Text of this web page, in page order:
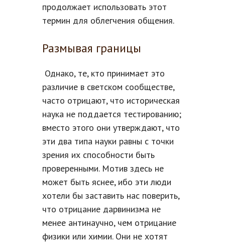
продолжает использовать этот
термин для облегчения общения.
Размывая границы
Однако, те, кто принимает это
различие в светском сообществе,
часто отрицают, что историческая
наука не поддается тестированию;
вместо этого они утверждают, что
эти два типа науки равны с точки
зрения их способности быть
проверенными. Мотив здесь не
может быть яснее, ибо эти люди
хотели бы заставить нас поверить,
что отрицание дарвинизма не
менее антинаучно, чем отрицание
физики или химии. Они не хотят